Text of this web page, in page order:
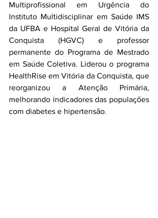
Multiprofissional em Urgência do
Instituto Multidisciplinar em Saúde IMS
da UFBA e Hospital Geral de Vitória da
Conquista (HGVC) e professor
permanente do Programa de Mestrado
em Saúde Coletiva. Liderou o programa
HealthRise em Vitória da Conquista, que
reorganizou a Atenção Primária,
melhorando indicadores das populações
com diabetes e hipertensão.